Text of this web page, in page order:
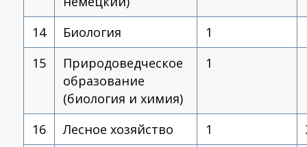
14
Биология 1
15
Природоведческое
образование
(биология и химия)
1
16 Лесное хозяйство 1